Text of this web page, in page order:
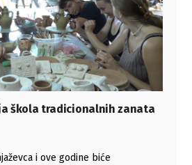
škola tradicionalnih zanata
i ove godine biće